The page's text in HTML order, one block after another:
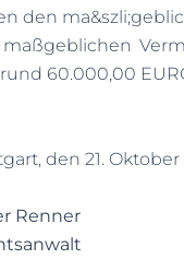
den
rund 60.000,00
den 21. Oktober
Renner